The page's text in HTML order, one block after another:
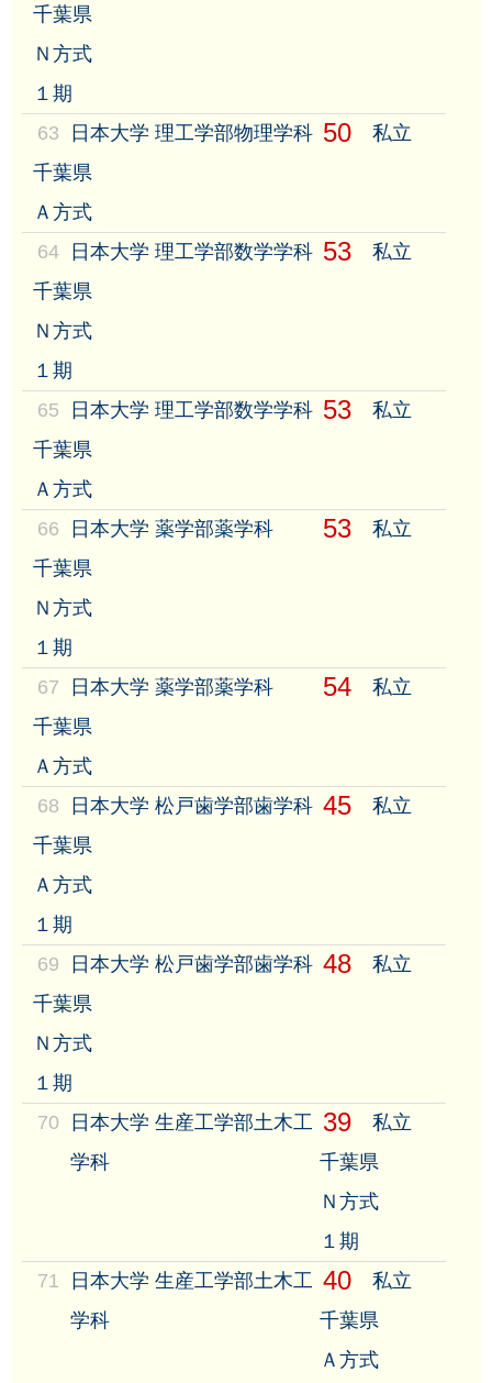
千葉県
Ｎ方式
１期
63
日本大学 理工学部物理学科 50
私立
千葉県
Ａ方式
64
日本大学 理工学部数学学科 53
私立
千葉県
Ｎ方式
１期
65
日本大学 理工学部数学学科 53
私立
千葉県
Ａ方式
66
日本大学 薬学部薬学科 53
私立
千葉県
Ｎ方式
１期
67
日本大学 薬学部薬学科 54
私立
千葉県
Ａ方式
68
日本大学 松戸歯学部歯学科 45
私立
千葉県
Ａ方式
１期
69
日本大学 松戸歯学部歯学科 48
私立
千葉県
Ｎ方式
１期
70
日本大学 生産工学部土木工
学科
39
私立
千葉県
Ｎ方式
１期
71
日本大学 生産工学部土木工
学科
40
私立
千葉県
Ａ方式